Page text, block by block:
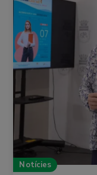
Notícies